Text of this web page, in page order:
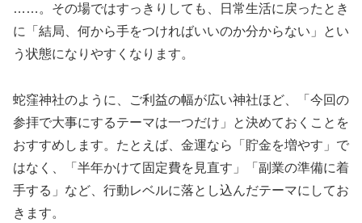
……。その場ではすっきりしても、日常生活に戻ったとき
に「結局、何から手をつければいいのか分からない」とい
う状態になりやすくなります。
蛇窪神社のように、ご利益の幅が広い神社ほど、「今回の
参拝で大事にするテーマは一つだけ」と決めておくことを
おすすめします。たとえば、金運なら「貯金を増やす」で
はなく、「半年かけて固定費を見直す」「副業の準備に着
手する」など、行動レベルに落とし込んだテーマにしてお
きます。